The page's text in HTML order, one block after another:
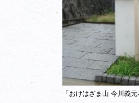
「おけはざま山 今川義